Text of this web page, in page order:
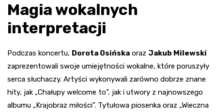
Magia wokalnych
interpretacji
Podczas koncertu, Dorota Osińska oraz Jakub Milewski
zaprezentowali swoje umiejętności wokalne, które poruszyły
serca słuchaczy. Artyści wykonywali zarówno dobrze znane
hity, jak „Chałupy welcome to”, jak i utwory z najnowszego
albumu „Krajobraz miłości”. Tytułowa piosenka oraz „Wieczna